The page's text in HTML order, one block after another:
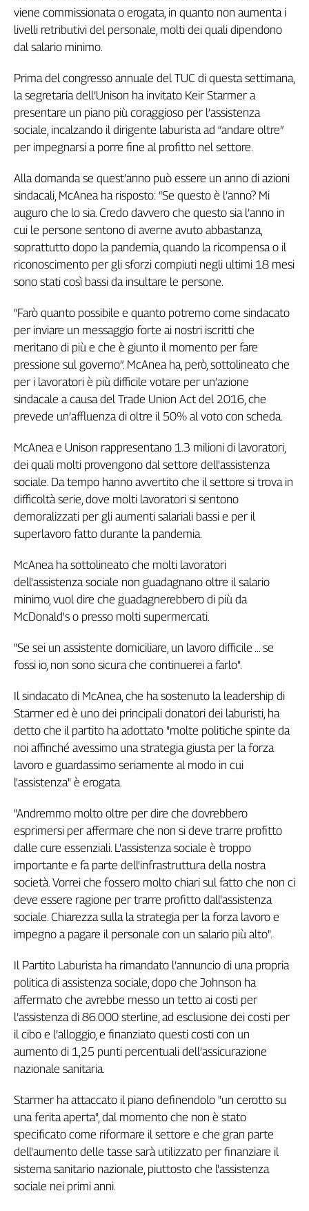
viene commissionata o erogata, in quanto non aumenta i
livelli retributivi del personale, molti dei quali dipendono
dal salario minimo.
Prima del congresso annuale del TUC di questa settimana,
la segretaria dell’Unison ha invitato Keir Starmer a
presentare un piano più coraggioso per l’assistenza
sociale, incalzando il dirigente laburista ad “andare oltre”
per impegnarsi a porre fine al profitto nel settore.
Alla domanda se quest’anno può essere un anno di azioni
sindacali, McAnea ha risposto: “Se questo è l’anno? Mi
auguro che lo sia. Credo davvero che questo sia l’anno in
cui le persone sentono di averne avuto abbastanza,
soprattutto dopo la pandemia, quando la ricompensa o il
riconoscimento per gli sforzi compiuti negli ultimi 18 mesi
sono stati così bassi da insultare le persone.
“Farò quanto possibile e quanto potremo come sindacato
per inviare un messaggio forte ai nostri iscritti che
meritano di più e che è giunto il momento per fare
pressione sul governo”. McAnea ha, però, sottolineato che
per i lavoratori è più difficile votare per un’azione
sindacale a causa del Trade Union Act del 2016, che
prevede un’affluenza di oltre il 50% al voto con scheda.
McAnea e Unison rappresentano 1.3 milioni di lavoratori,
dei quali molti provengono dal settore dell'assistenza
sociale. Da tempo hanno avvertito che il settore si trova in
difficoltà serie, dove molti lavoratori si sentono
demoralizzati per gli aumenti salariali bassi e per il
superlavoro fatto durante la pandemia.
McAnea ha sottolineato che molti lavoratori
dell'assistenza sociale non guadagnano oltre il salario
minimo, vuol dire che guadagnerebbero di più da
McDonald's o presso molti supermercati.
"Se sei un assistente domiciliare, un lavoro difficile ... se
fossi io, non sono sicura che continuerei a farlo".
Il sindacato di McAnea, che ha sostenuto la leadership di
Starmer ed è uno dei principali donatori dei laburisti, ha
detto che il partito ha adottato "molte politiche spinte da
noi affinché avessimo una strategia giusta per la forza
lavoro e guardassimo seriamente al modo in cui
l'assistenza" è erogata.
"Andremmo molto oltre per dire che dovrebbero
esprimersi per affermare che non si deve trarre profitto
dalle cure essenziali. L'assistenza sociale è troppo
importante e fa parte dell'infrastruttura della nostra
società. Vorrei che fossero molto chiari sul fatto che non ci
deve essere ragione per trarre profitto dall'assistenza
sociale. Chiarezza sulla la strategia per la forza lavoro e
impegno a pagare il personale con un salario più alto".
Il Partito Laburista ha rimandato l’annuncio di una propria
politica di assistenza sociale, dopo che Johnson ha
affermato che avrebbe messo un tetto ai costi per
l’assistenza di 86.000 sterline, ad esclusione dei costi per
il cibo e l’alloggio, e finanziato questi costi con un
aumento di 1,25 punti percentuali dell’assicurazione
nazionale sanitaria.
Starmer ha attaccato il piano definendolo "un cerotto su
una ferita aperta", dal momento che non è stato
specificato come riformare il settore e che gran parte
dell'aumento delle tasse sarà utilizzato per finanziare il
sistema sanitario nazionale, piuttosto che l'assistenza
sociale nei primi anni.